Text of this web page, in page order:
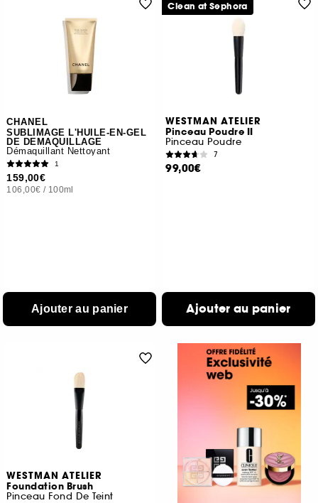
CHANEL
SUBLIMAGE L'HUILE-EN-GEL
DE DEMAQUILLAGE
Démaquillant Nettoyant
1
159,00€
106,00€ / 100ml
Ajouter au panier
WESTMAN ATELIER
Pinceau Poudre II
Pinceau Poudre
7
99,00€
Ajouter au panier
Clean at Sephora
WESTMAN ATELIER
Foundation Brush
Pinceau Fond De Teint